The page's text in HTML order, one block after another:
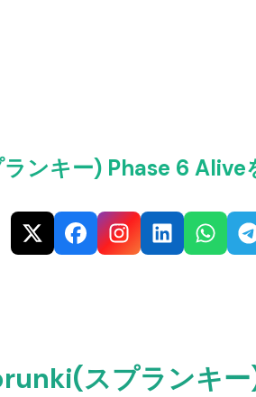
ンキー) Phase 6 Alive
スプランキ